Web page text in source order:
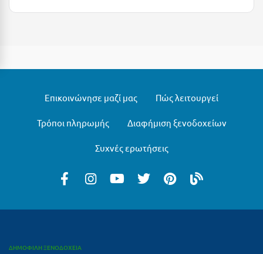
Πάλαιρος
Παραλία Λιτοχώρου
Επικοινώνησε μαζί μας Πώς λειτουργεί
Τρόποι πληρωμής Διαφήμιση ξενοδοχείων
Συχνές ερωτήσεις
ΔΗΜΟΦΙΛΗ ΞΕΝΟΔΟΧΕΙΑ